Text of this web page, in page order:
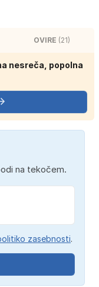
OVIRE (21)
nesreča, popolna
na tekočem.
zasebnosti.